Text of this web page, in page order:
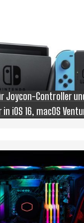
Joycon-Controller
iOS 16, macOS